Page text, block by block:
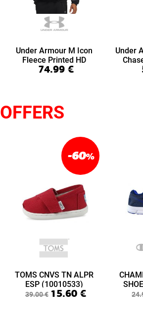
Under Armour M Icon
Fleece Printed HD
(6016615-008)
74.99 €
Under
OFFERS
-60%
TOMS CNVS TN ALPR
ESP (10010533)
39.00€ 15.60 €